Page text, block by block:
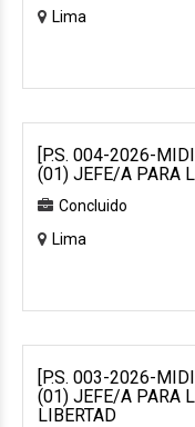
Lima
[P.S. 004-2026-
(01) JEFE/A PARA
Concluido
Lima
[P.S. 003-2026-
(01) JEFE/A PARA
LIBERTAD